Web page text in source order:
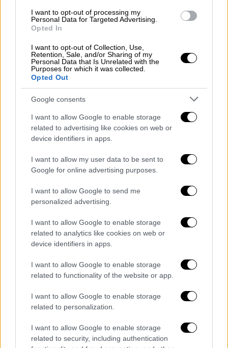
I want to opt-out of processing my
Personal Data for Targeted Advertising.
Opted In
I want to opt-out of Collection, Use,
Retention, Sale, and/or Sharing of my
Personal Data that Is Unrelated with the
Purposes for which it was collected.
Opted Out
Google consents
I want to allow Google to enable storage
related to advertising like cookies on web or
device identifiers in apps.
I want to allow my user data to be sent to
Google for online advertising purposes.
I want to allow Google to send me
personalized advertising.
I want to allow Google to enable storage
related to analytics like cookies on web or
device identifiers in apps.
I want to allow Google to enable storage
related to functionality of the website or app.
I want to allow Google to enable storage
related to personalization.
I want to allow Google to enable storage
related to security, including authentication
Campana, σε συνεργασία με φοιτητές
αρχιτεκτονικής από το Πανεπιστήμιο της
Θεσσαλίας.
Φιλελλήνων 16 & Ναυάρχου Νικοδήμου 1,
τηλ. 210 3273170. Βrunch Σάββατο & Κυριακή
12.00 – 17.00, μόνο με κρατήσεις.